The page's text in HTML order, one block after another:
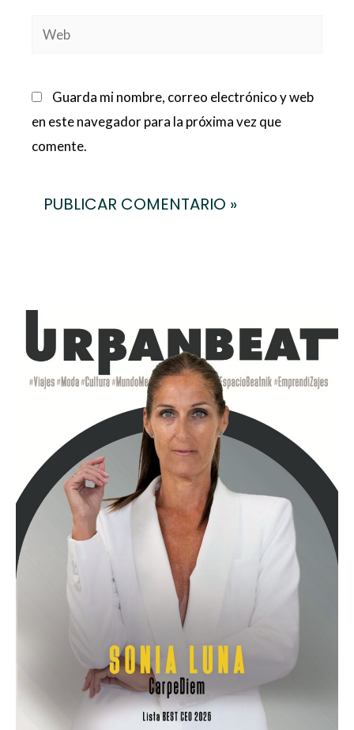
Web
Guarda mi nombre, correo electrónico y web
en este navegador para la próxima vez que
comente.